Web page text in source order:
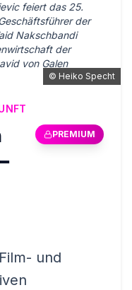
© Heiko Specht
feiert das 25.
der
Nakschbandi
der
von Galen
PREMIUM
und